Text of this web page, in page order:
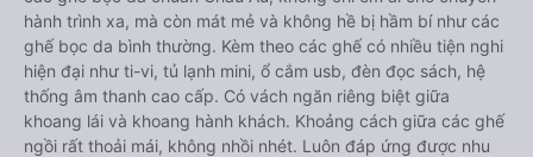
hành trình xa, mà còn mát mẻ và không hề bị hầm bí như các
ghế bọc da bình thường. Kèm theo các ghế có nhiều tiện nghi
hiện đại như ti-vi, tủ lạnh mini, ổ cắm usb, đèn đọc sách, hệ
thống âm thanh cao cấp. Có vách ngăn riêng biệt giữa
khoang lái và khoang hành khách. Khoảng cách giữa các ghế
ngồi rất thoải mái, không nhồi nhét. Luôn đáp ứng được nhu